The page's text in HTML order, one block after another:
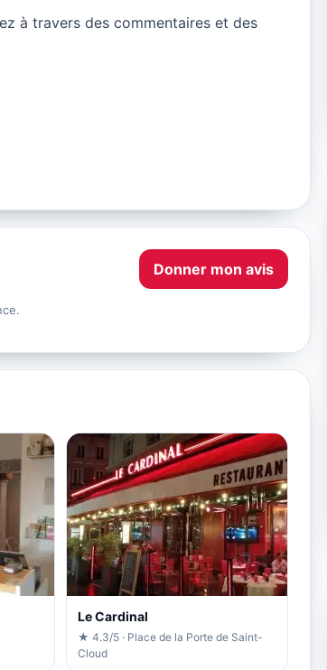
à travers des commentaires et des
Donner mon avis
Le Cardinal
★ 4.3/5 · Place de la Porte de Saint-
Cloud